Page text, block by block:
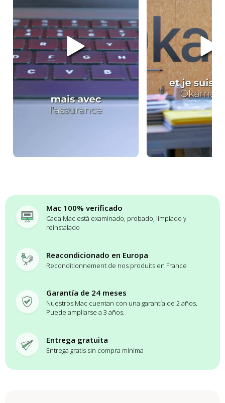
Mac 100% verificado
Cada Mac está examinado, probado, limpiado y
reinstalado
Reacondicionado en Europa
Reconditionnement de nos produits en France
Garantía de 24 meses
Nuestros Mac cuentan con una garantía de 2 años.
Puede ampliarse a 3 años.
Entrega gratuita
Entrega gratis sin compra mínima